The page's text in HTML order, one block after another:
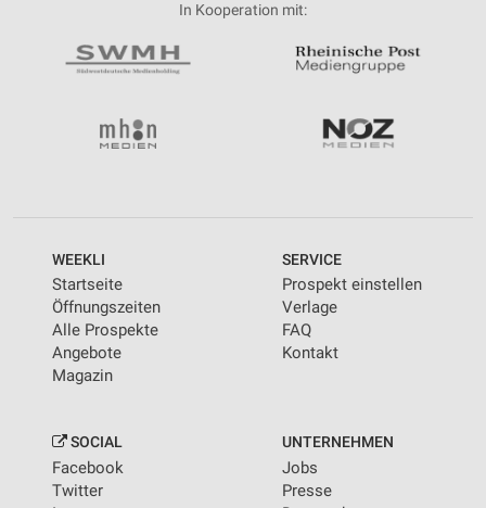
In Kooperation mit:
WEEKLI
Startseite
Öffnungszeiten
Alle Prospekte
Angebote
Magazin
SERVICE
Prospekt einstellen
Verlage
FAQ
Kontakt
SOCIAL
Facebook
Twitter
UNTERNEHMEN
Jobs
Presse